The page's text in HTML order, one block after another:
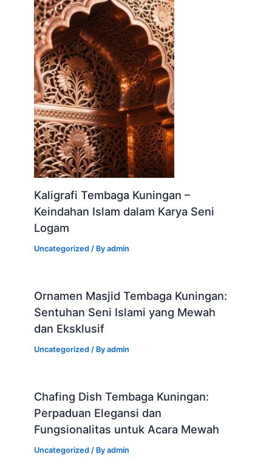
Kaligrafi Tembaga Kuningan –
Keindahan Islam dalam Karya Seni
Logam
Uncategorized / Byadmin
Ornamen Masjid Tembaga Kuningan:
Sentuhan Seni Islami yang Mewah
dan Eksklusif
Uncategorized / Byadmin
Chafing Dish Tembaga Kuningan:
Perpaduan Elegansi dan
Fungsionalitas untuk Acara Mewah
Uncategorized / Byadmin